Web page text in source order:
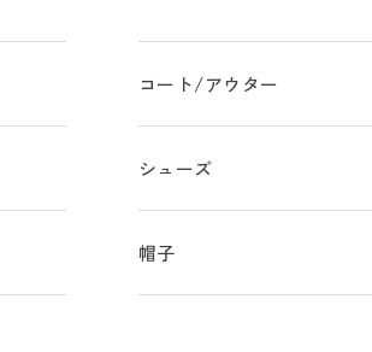
コート/アウター
シューズ
帽子